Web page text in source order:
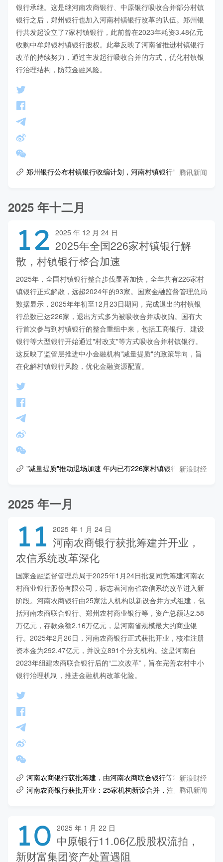
银行承继。这是继河南农商银行、中原银行吸收合并部分村镇
银行之后，郑州银行也加入河南村镇银行改革的队伍。郑州银
行共发起设立了7家村镇银行，此前曾在2023年耗资3.48亿元
收购中牟郑银村镇银行股权。此举反映了河南省推进村镇银行
改革的持续努力，通过主发起行吸收合并的方式，优化村镇银
行治理结构，防范金融风险。
郑州银行公布村镇银行收编计划，河南村镇银行“渐进式”改革推
腾讯新闻
2025 年十二月
12 2025 年 12 月 24 日
2025年全国226家村镇银行解
散，村镇银行整合加速
2025年，全国村镇银行整合步伐显著加快，全年共有226家村
镇银行正式解散，远超2024年的93家。国家金融监督管理总局
数据显示，2025年年初至12月23日期间，完成退出的村镇银
行总数已达226家，退出方式多为被吸收合并或收购。国有大
行首次参与到村镇银行的整合重组中来，包括工商银行、建设
银行等大型银行开始通过"村改支"等方式吸收合并村镇银行。
这反映了监管层推进中小金融机构"减量提质"的政策导向，旨
在化解村镇银行风险，优化金融资源配置。
"减量提质"推动退场加速 年内已有226家村镇银行正式解散
新浪财经
2025 年一月
11 2025 年 1 月 24 日
河南农商银行获批筹建并开业，
农信系统改革深化
国家金融监督管理总局于2025年1月24日批复同意筹建河南农
村商业银行股份有限公司，标志着河南省农信系统改革进入新
阶段。河南农商银行由25家法人机构以新设合并方式组建，包
括河南农商联合银行、郑州农村商业银行等，资产总额达2.58
万亿元，存款余额2.16万亿元，是河南省规模最大的商业银
行。2025年2月26日，河南农商银行正式获批开业，核准注册
资本金为292.47亿元，并设立891个分支机构。这是河南自
2023年组建农商联合银行后的“二次改革”，旨在完善农村中小
银行治理机制，推进金融机构改革化险。
河南农商银行获批筹建，由河南农商联合银行等25家法人机构
新浪财经
河南农商银行获批开业：25家机构新设合并，注册资本约292亿
腾讯新闻
10 2025 年 1 月 22 日
中原银行11.06亿股股权流拍，
新财富集团资产处置遇阻